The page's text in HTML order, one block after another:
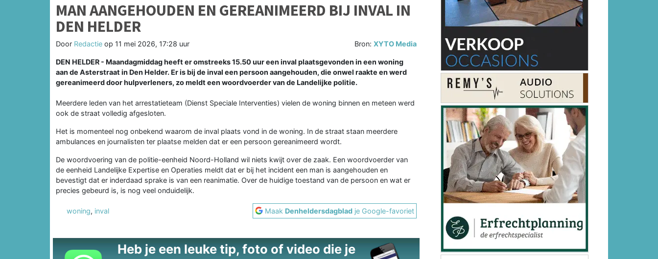
MAN AANGEHOUDEN EN GEREANIMEERD BIJ INVAL IN
DEN HELDER
Door Redactie op 11 mei 2026, 17:28 uur Bron:XYTO Media
DEN HELDER - Maandagmiddag heeft er omstreeks 15.50 uur een inval plaatsgevonden in een woning
aan de Asterstraat in Den Helder. Er is bij de inval een persoon aangehouden, die onwel raakte en werd
gereanimeerd door hulpverleners, zo meldt een woordvoerder van de Landelijke politie.
Meerdere leden van het arrestatieteam (Dienst Speciale Interventies) vielen de woning binnen en meteen werd
ook de straat volledig afgesloten.
Het is momenteel nog onbekend waarom de inval plaats vond in de woning. In de straat staan meerdere
ambulances en journalisten ter plaatse melden dat er een persoon gereanimeerd wordt.
De woordvoering van de politie-eenheid Noord-Holland wil niets kwijt over de zaak. Een woordvoerder van
de eenheid Landelijke Expertise en Operaties meldt dat er bij het incident een man is aangehouden en
bevestigt dat er inderdaad sprake is van een reanimatie. Over de huidige toestand van de persoon en wat er
precies gebeurd is, is nog veel onduidelijk.
woning, inval Maak Denheldersdagblad je Google-favoriet
Heb je een leuke tip, foto of video die je